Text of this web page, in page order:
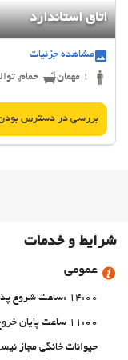
اتاق استاندارد
مشاهده جزئیات
1 مهمان
حمام,
بررسی در دسترس
شرایط و خدمات
عمومی
14:00 :ساعت شروع پذیرش
11:00 ساعت پایان خروج
حیوانات خانگی مجاز